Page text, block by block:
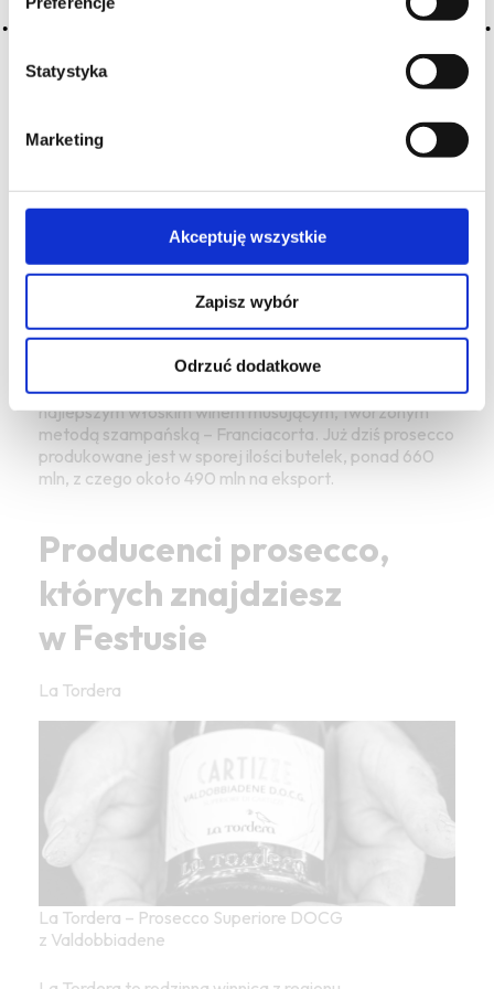
Statystyka
Marketing
Akceptuję wszystkie
Zapisz wybór
Odrzuć dodatkowe
Dalej w hierarchii jakości i ilości idzie prosecco DOC
Treviso (95 gmin) i prosecco DOC (556 gmin!).
kwestia międzyregionalnego DOC prosecco (Friuli-
popularność prosecco spowodowała wzrost nowych
upraw tej odmiany, co już wkrótce może spowodować
zauważalny spadek cen oraz jakości tych win. Ponadto
ograniczenia apelacyjne podważą sens
dotychczasowych inwestycji. Podczas boomu
prosecco wszyscy winiarze Veneto i Friuli chcieliby
uszczknąć coś z tego wielkiego tortu.
Mam wrażenie, że w związku z niezwykłą
popularnością prosecco spadło zainteresowanie
najlepszym włoskim winem musującym, tworzonym
metodą szampańską – Franciacorta. Już dziś prosecco
produkowane jest w sporej ilości butelek, ponad 660
mln, z czego około 490 mln na eksport.
Producenci prosecco,
których znajdziesz
w Festusie
La Tordera
La Tordera – Prosecco Superiore DOCG
z Valdobbiadene